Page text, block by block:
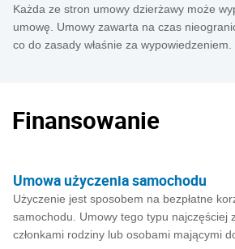
Każda ze stron umowy dzierżawy może
umowę. Umowy zawarta na czas
co do zasady właśnie za wypowiedzeniem.
Finansowanie
Umowa użyczenia samochodu
Użyczenie jest sposobem na bezpłatne
samochodu. Umowy tego typu najczęściej
członkami rodziny lub osobami mającymi